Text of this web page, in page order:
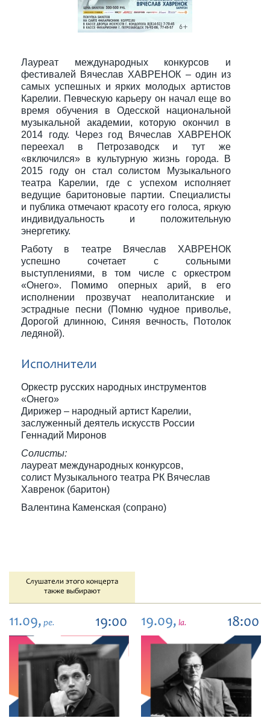
Лауреат международных конкурсов и
фестивалей Вячеслав ХАВРЕНОК – один из
самых успешных и ярких молодых артистов
Карелии. Певческую карьеру он начал еще во
время обучения в Одесской национальной
музыкальной академии, которую окончил в
2014 году. Через год Вячеслав ХАВРЕНОК
переехал в Петрозаводск и тут же
«включился» в культурную жизнь города. В
2015 году он стал солистом Музыкального
театра Карелии, где с успехом исполняет
ведущие баритоновые партии. Специалисты
и публика отмечают красоту его голоса, яркую
индивидуальность и положительную
энергетику.
Работу в театре Вячеслав ХАВРЕНОК
успешно сочетает с сольными
выступлениями, в том числе с оркестром
«Онего». Помимо оперных арий, в его
исполнении прозвучат неаполитанские и
эстрадные песни (Помню чудное приволье,
Дорогой длинною, Синяя вечность, Потолок
ледяной).
Исполнители
Оркестр русских народных инструментов
«Онего»
Дирижер – народный артист Карелии,
заслуженный деятель искусств России
Геннадий Миронов
Солисты:
лауреат международных конкурсов,
солист Музыкального театра РК Вячеслав
Хавренок (баритон)
Валентина Каменская (сопрано)
Слушатели этого концерта
также выбирают
11.09, pe. 19:00 19.09, la. 18:00